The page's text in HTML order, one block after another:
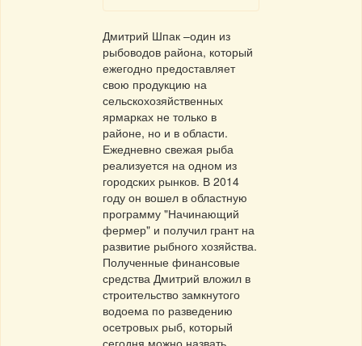
Дмитрий Шпак –один из
рыбоводов района, который
ежегодно предоставляет
свою продукцию на
сельскохозяйственных
ярмарках не только в
районе, но и в области.
Ежедневно свежая рыба
реализуется на одном из
городских рынков. В 2014
году он вошел в областную
программу "Начинающий
фермер" и получил грант на
развитие рыбного хозяйства.
Полученные финансовые
средства Дмитрий вложил в
строительство замкнутого
водоема по разведению
осетровых рыб, который